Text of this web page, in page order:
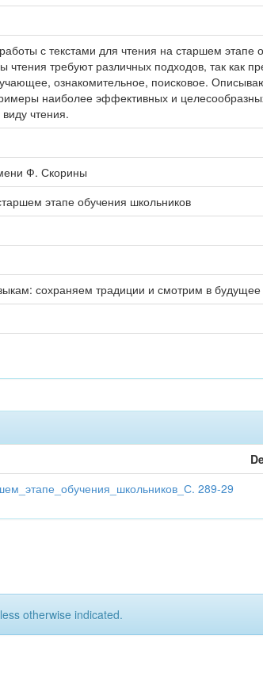
с текстами для чтения на старшем этапе
чтения требуют различных подходов, так как
ознакомительное, поисковое.
наиболее эффективных и
чтения.
Ф. Скорины
этапе обучения школьников
сохраняем традиции и смотрим в будущее
289-29
otherwise indicated.